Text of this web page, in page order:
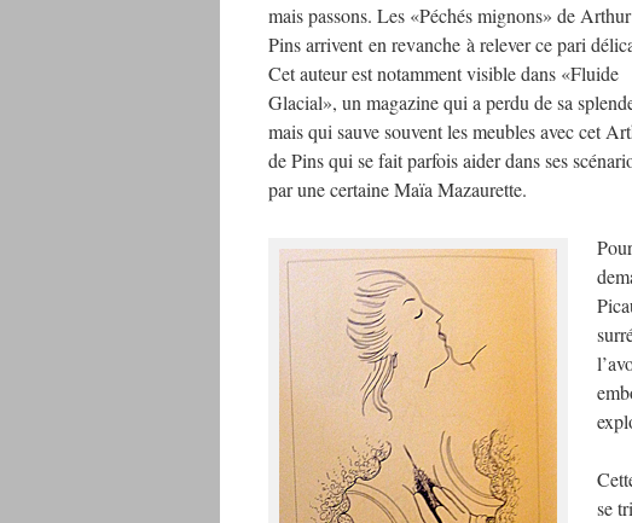
mais passons. Les «Péchés mignons» de
Pins arrivent en revanche à relever ce pari
Cet auteur est notamment visible dans «Fluide
Glacial», un magazine qui a perdu de sa
mais qui sauve souvent les meubles avec cet
de Pins qui se fait parfois aider dans ses
par une certaine Maïa Mazaurette.
se